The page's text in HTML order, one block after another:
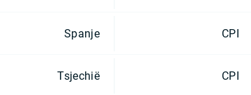
Spanje CPI
Tsjechië CPI